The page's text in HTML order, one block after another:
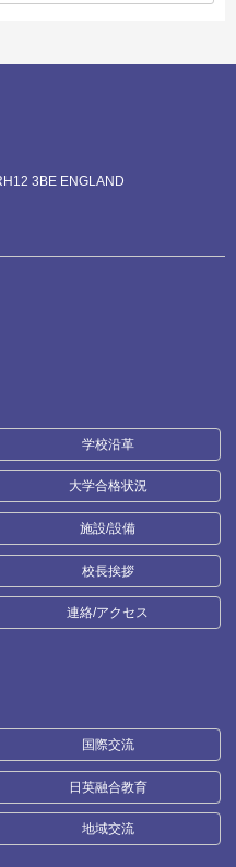
3BE ENGLAND
学校沿革
大学合格状況
施設/設備
校長挨拶
連絡/アクセス
国際交流
日英融合教育
地域交流